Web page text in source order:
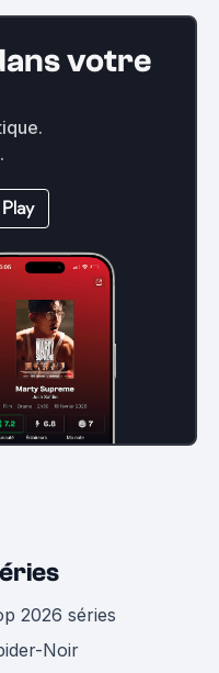
votre
2026 séries
Noir